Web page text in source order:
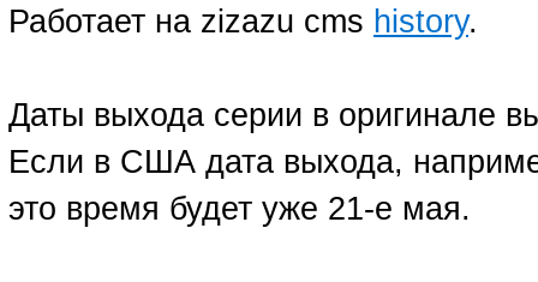
Работает на zizazu cms history.
Даты выхода серии в оригинале
Если в США дата выхода,
это время будет уже 21-е мая.